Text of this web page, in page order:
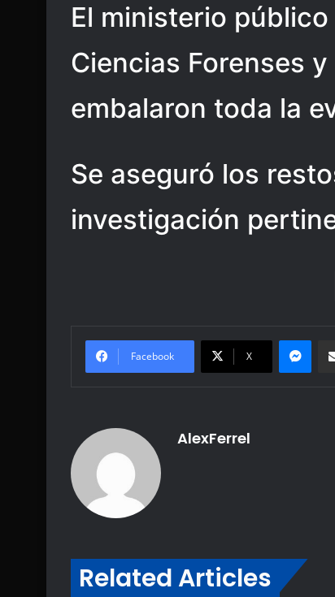
El ministerio
Ciencias Forenses
embalaron toda la
Se aseguró los
investigación
Facebook X
AlexFerrel
Related Articles